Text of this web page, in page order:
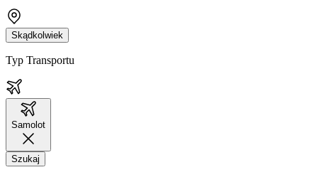
Skądkolwiek
Typ Transportu
Samolot
Szukaj